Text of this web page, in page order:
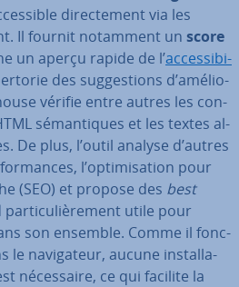
di­rec­te­ment via les
Il fournit notamment un score
un aperçu rapide de l’ac­ces­si­bi­
des sug­ges­tions d’amé­lio­
vérifie entre autres les con­
sé­man­tiques et les textes al­
De plus, l’outil analyse d’autres
l’op­ti­mi­sa­tion pour
(SEO) et propose des best
par­ti­cu­liè­re­ment utile pour
son ensemble. Comme il fonc­
le na­vi­ga­teur, aucune ins­tal­la­
né­ces­saire, ce qui facilite la